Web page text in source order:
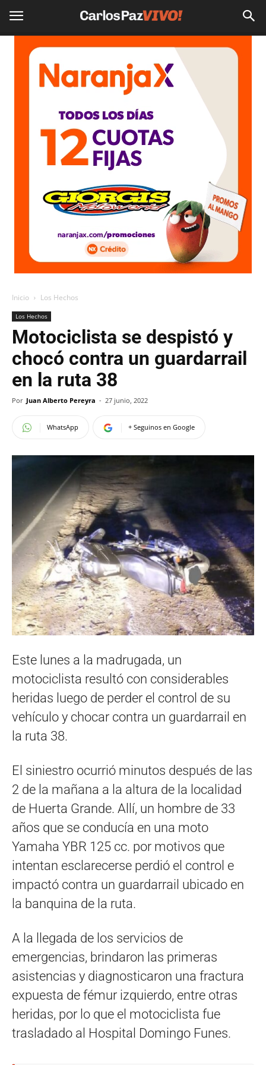
Inicio Los Hechos
Los Hechos
Motociclista se despistó y
chocó contra un guardarrail
en la ruta 38
Por Juan Alberto Pereyra - 27 junio, 2022
WhatsApp + Seguinos en Google
Este lunes a la madrugada, un
motociclista resultó con considerables
heridas luego de perder el control de su
vehículo y chocar contra un guardarrail en
la ruta 38.
El siniestro ocurrió minutos después de las
2 de la mañana a la altura de la localidad
de Huerta Grande. Allí, un hombre de 33
años que se conducía en una moto
Yamaha YBR 125 cc. por motivos que
intentan esclarecerse perdió el control e
impactó contra un guardarrail ubicado en
la banquina de la ruta.
A la llegada de los servicios de
emergencias, brindaron las primeras
asistencias y diagnosticaron una fractura
expuesta de fémur izquierdo, entre otras
heridas, por lo que el motociclista fue
trasladado al Hospital Domingo Funes.